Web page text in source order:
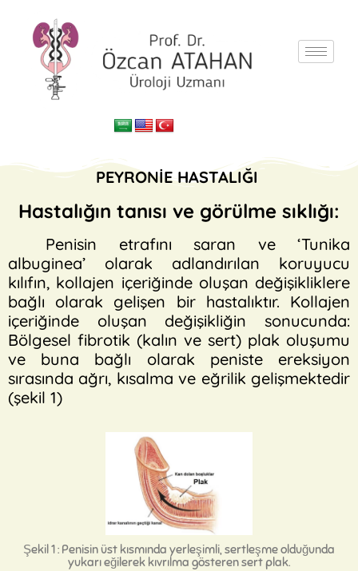
PEYRONİE HASTALIĞI
Hastalığın tanısı ve görülme sıklığı:
Penisin etrafını saran ve ‘Tunika
albuginea’ olarak adlandırılan koruyucu
kılıfın, kollajen içeriğinde oluşan değişikliklere
bağlı olarak gelişen bir hastalıktır. Kollajen
içeriğinde oluşan değişikliğin sonucunda:
Bölgesel fibrotik (kalın ve sert) plak oluşumu
ve buna bağlı olarak peniste ereksiyon
sırasında ağrı, kısalma ve eğrilik gelişmektedir
(şekil 1)
Şekil 1 : Penisin üst kısmında yerleşimli, sertleşme olduğunda
yukarı eğilerek kıvrılma gösteren sert plak.